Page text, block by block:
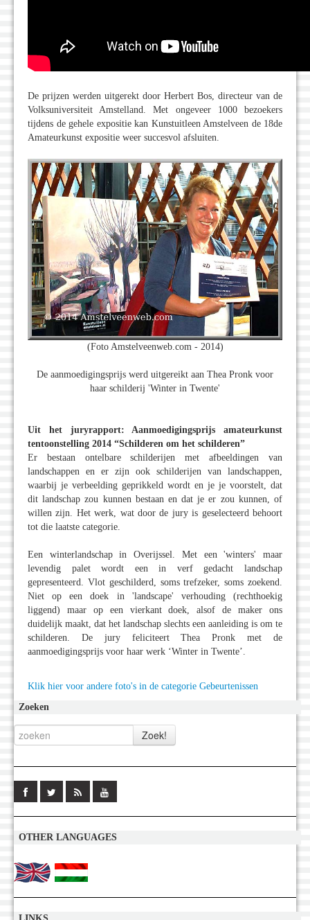
De prijzen werden uitgerekt door Herbert Bos, directeur van de
Volksuniversiteit Amstelland. Met ongeveer 1000 bezoekers
tijdens de gehele expositie kan Kunstuitleen Amstelveen de 18de
Amateurkunst expositie weer succesvol afsluiten.
(Foto Amstelveenweb.com - 2014)
De aanmoedigingsprijs werd uitgereikt aan Thea Pronk voor
haar schilderij 'Winter in Twente'
Uit het juryrapport: Aanmoedigingsprijs amateurkunst
tentoonstelling 2014 “Schilderen om het schilderen”
Er bestaan ontelbare schilderijen met afbeeldingen van
landschappen en er zijn ook schilderijen van landschappen,
waarbij je verbeelding geprikkeld wordt en je je voorstelt, dat
dit landschap zou kunnen bestaan en dat je er zou kunnen, of
willen zijn. Het werk, wat door de jury is geselecteerd behoort
tot die laatste categorie.
Een winterlandschap in Overijssel. Met een 'winters' maar
levendig palet wordt een in verf gedacht landschap
gepresenteerd. Vlot geschilderd, soms trefzeker, soms zoekend.
Niet op een doek in 'landscape' verhouding (rechthoekig
liggend) maar op een vierkant doek, alsof de maker ons
duidelijk maakt, dat het landschap slechts een aanleiding is om te
schilderen. De jury feliciteert Thea Pronk met de
aanmoedigingsprijs voor haar werk ‘Winter in Twente’.
Klik hier voor andere foto's in de categorie Gebeurtenissen
Zoeken
OTHER LANGUAGES